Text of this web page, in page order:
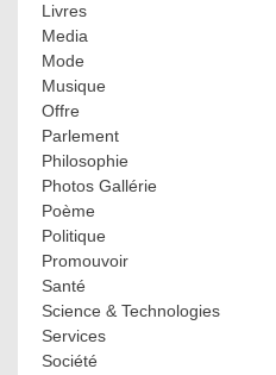
Livres
Media
Mode
Musique
Offre
Parlement
Philosophie
Photos Gallérie
Poème
Politique
Promouvoir
Santé
Science & Technologies
Services
Société